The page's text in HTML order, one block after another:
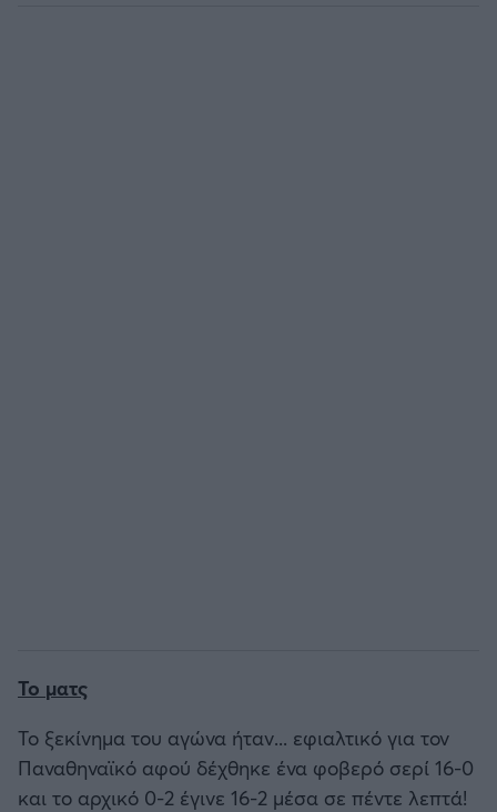
To ματς
Το ξεκίνημα του αγώνα ήταν... εφιαλτικό για τον
Παναθηναϊκό αφού δέχθηκε ένα φοβερό σερί 16-0
και το αρχικό 0-2 έγινε 16-2 μέσα σε πέντε λεπτά!